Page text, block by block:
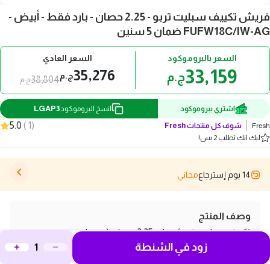
فريش تكييف سبليت تربو - 2.25 حصان - بارد فقط - أبيض -
FUFW18C/IW-AG ضمان 5 سنين
السعر بالبروموكود
33,159ج.م
السعر العادي
35,276ج.م38,804ج.م
اشتري ببروموكود انسخ البروموكود LGAP3
Fresh شوف كل منتجاتFresh
(
1
)
5.0
ليك انك تطلب 2 بس!
14 يوم إسترجاع مجاني
وصف المنتج
تكييف سبليت فريش بارد 2.25 حصان (موديل
FUFW18C/IW-AG-FUFW18C/O-X2) هو جهاز تكييف عالي
زود في الشنطة